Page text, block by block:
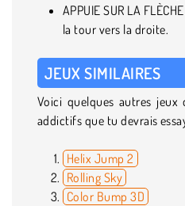
APPUIE SUR LA
la tour vers la droite.
JEUX SIMILAIRES
Voici quelques autres
addictifs que tu devrais
Helix Jump 2
Rolling Sky
Color Bump 3D